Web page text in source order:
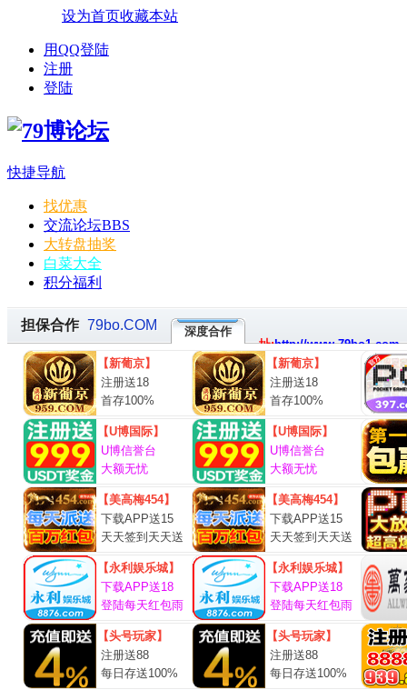
设为首页收藏本站
用QQ登陆
注册
登陆
快捷导航
找优惠
交流论坛BBS
大转盘抽奖
白菜大全
积分福利